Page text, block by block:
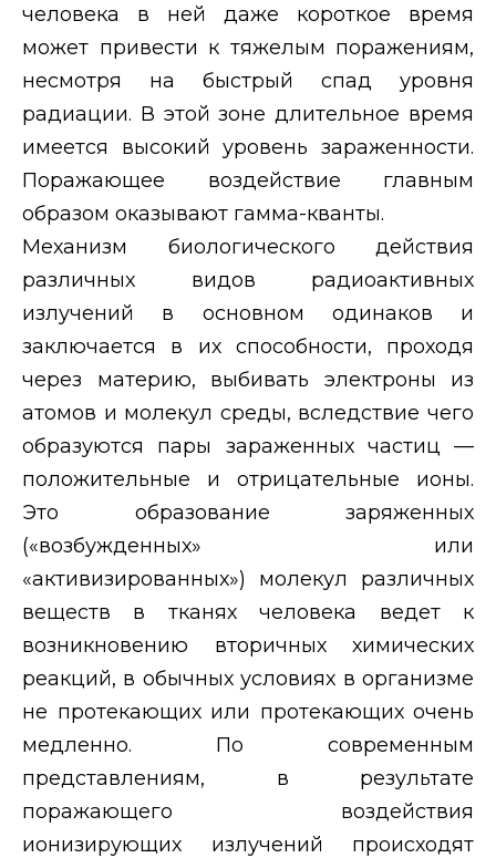
человека в ней даже короткое время
может привести к тяжелым поражениям,
несмотря на быстрый спад уровня
радиации. В этой зоне длительное время
имеется высокий уровень зараженности.
Поражающее воздействие главным
образом оказывают гамма-кванты.
Механизм биологического действия
различных видов радиоактивных
излучений в основном одинаков и
заключается в их способности, проходя
через материю, выбивать электроны из
атомов и молекул среды, вследствие чего
образуются пары зараженных частиц —
положительные и отрицательные ионы.
Это образование заряженных
(«возбужденных» или
«активизированных») молекул различных
веществ в тканях человека ведет к
возникновению вторичных химических
реакций, в обычных условиях в организме
не протекающих или протекающих очень
медленно. По современным
представлениям, в результате
поражающего воздействия
ионизирующих излучений происходят